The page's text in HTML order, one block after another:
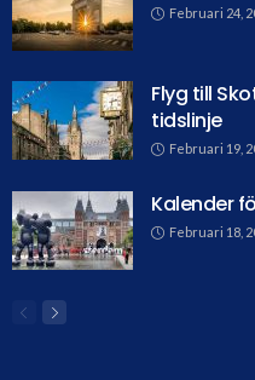
Februari 24,
Flyg till
tidslinje
Februari 19,
Kalender
Februari 18,